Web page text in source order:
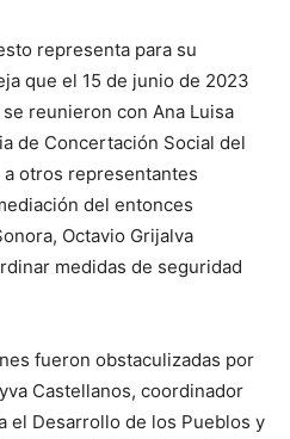
representa para su
que el 15 de junio de 2023
reunieron con Ana Luisa
de Concertación Social del
otros representantes
del entonces
Octavio Grijalva
medidas de seguridad
fueron obstaculizadas por
Castellanos, coordinador
el Desarrollo de los Pueblos y